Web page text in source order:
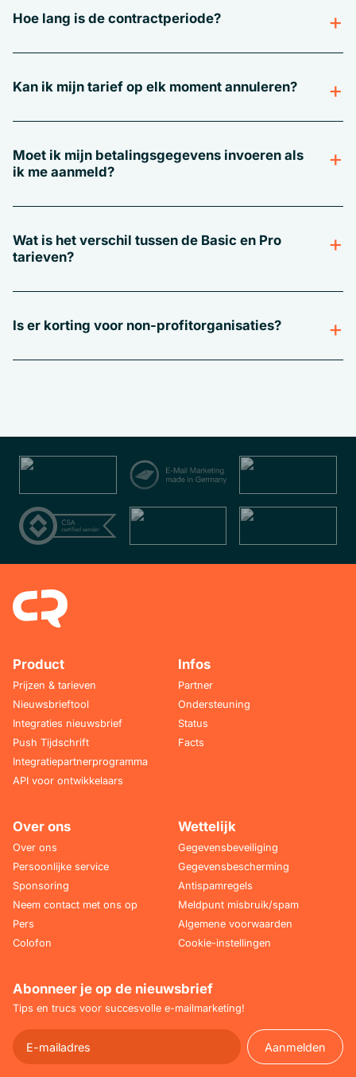
Hoe lang is de contractperiode?
Kan ik mijn tarief op elk moment annuleren?
Moet ik mijn betalingsgegevens invoeren als
ik me aanmeld?
Wat is het verschil tussen de Basic en Pro
tarieven?
Is er korting voor non-profitorganisaties?
Product
Prijzen & tarieven
Nieuwsbrieftool
Integraties nieuwsbrief
Push Tijdschrift
Integratiepartnerprogramma
API voor ontwikkelaars
Infos
Partner
Ondersteuning
Status
Facts
Over ons
Over ons
Persoonlijke service
Sponsoring
Neem contact met ons op
Pers
Colofon
Wettelijk
Gegevensbeveiliging
Gegevensbescherming
Antispamregels
Meldpunt misbruik/spam
Algemene voorwaarden
Cookie-instellingen
Abonneer je op de nieuwsbrief
Tips en trucs voor succesvolle e-mailmarketing!
Aanmelden
Aanmelden